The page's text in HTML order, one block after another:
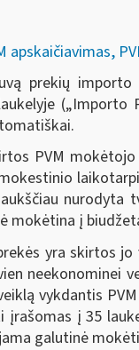
apskaičiavimas,
prekių
PVM
mokėtina į
yra skirtos
neekonominei
vykdantis
į 35
galutinė